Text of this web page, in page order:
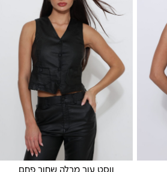
ווסט עור מרלה שחור פחם